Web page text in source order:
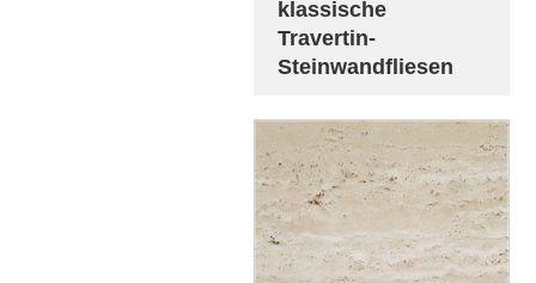
klassische
Travertin-
Steinwandfliesen